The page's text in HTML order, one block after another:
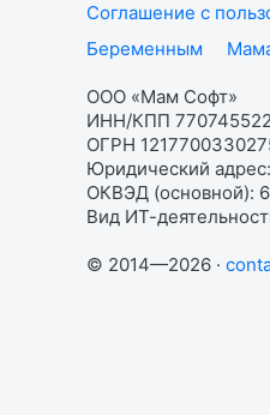
Соглашение с
Беременным
ООО «Мам Софт»
ИНН/КПП
ОГРН
Юридический
ОКВЭД (основной):
Вид ИТ-
© 2014—2026 ·